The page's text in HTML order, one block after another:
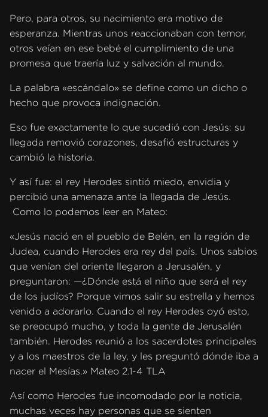
Pero, para otros, su nacimiento era motivo de
esperanza. Mientras unos reaccionaban con temor,
otros veían en ese bebé el cumplimiento de una
promesa que traería luz y salvación al mundo.
La palabra «escándalo» se define como un dicho o
hecho que provoca indignación.
Eso fue exactamente lo que sucedió con Jesús: su
llegada removió corazones, desafió estructuras y
cambió la historia.
Y así fue: el rey Herodes sintió miedo, envidia y
percibió una amenaza ante la llegada de Jesús.
Como lo podemos leer en Mateo:
«Jesús nació en el pueblo de Belén, en la región de
Judea, cuando Herodes era rey del país. Unos sabios
que venían del oriente llegaron a Jerusalén, y
preguntaron: —¿Dónde está el niño que será el rey
de los judíos? Porque vimos salir su estrella y hemos
venido a adorarlo. Cuando el rey Herodes oyó esto,
se preocupó mucho, y toda la gente de Jerusalén
también. Herodes reunió a los sacerdotes principales
y a los maestros de la ley, y les preguntó dónde iba a
nacer el Mesías.» Mateo 2.1-4 TLA
Así como Herodes fue incomodado por la noticia,
muchas veces hay personas que se sienten